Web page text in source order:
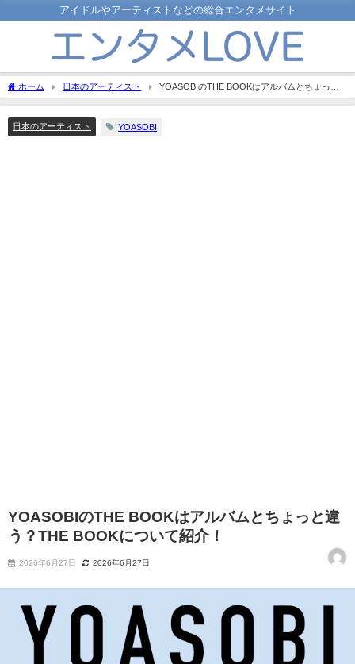
アイドルやアーティストなどの総合エンタメサイト
ホーム 日本のアーティスト
YOASOBIのTHE BOOKはアルバムとちょっと
違う？THE BOOKについて紹介！
日本のアーティスト YOASOBI
YOASOBIのTHE BOOKはアルバムとちょっと違
う？THE BOOKについて紹介！
2026年6月27日 2026年6月27日